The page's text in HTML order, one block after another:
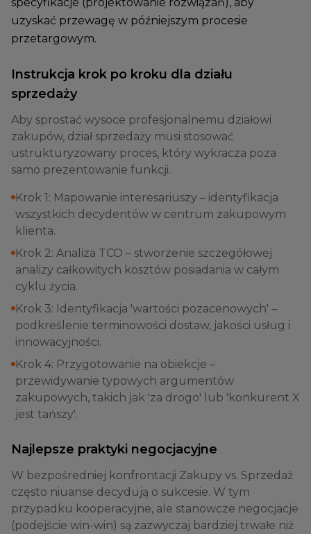
uzyskać przewagę w późniejszym procesie
przetargowym.
Instrukcja krok po kroku dla działu
sprzedaży
Aby sprostać wysoce profesjonalnemu działowi
zakupów, dział sprzedaży musi stosować
ustrukturyzowany proces, który wykracza poza
samo prezentowanie funkcji.
Krok 1: Mapowanie interesariuszy – identyfikacja
wszystkich decydentów w centrum zakupowym
klienta.
Krok 2: Analiza TCO – stworzenie szczegółowej
analizy całkowitych kosztów posiadania w całym
cyklu życia.
Krok 3: Identyfikacja 'wartości pozacenowych' –
podkreślenie terminowości dostaw, jakości usług i
innowacyjności.
Krok 4: Przygotowanie na obiekcje –
przewidywanie typowych argumentów
zakupowych, takich jak 'za drogo' lub 'konkurent X
jest tańszy'.
Najlepsze praktyki negocjacyjne
W bezpośredniej konfrontacji Zakupy vs. Sprzedaż
często niuanse decydują o sukcesie. W tym
przypadku kooperacyjne, ale stanowcze negocjacje
(podejście win-win) są zazwyczaj bardziej trwałe niż